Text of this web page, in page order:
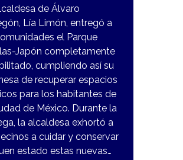
de Álvaro
Lía Limón, entregó a
el Parque
Japón completamente
cumpliendo así su
de recuperar espacios
para los habitantes de
de México. Durante la
la alcaldesa exhortó a
a cuidar y conservar
estado estas nuevas…